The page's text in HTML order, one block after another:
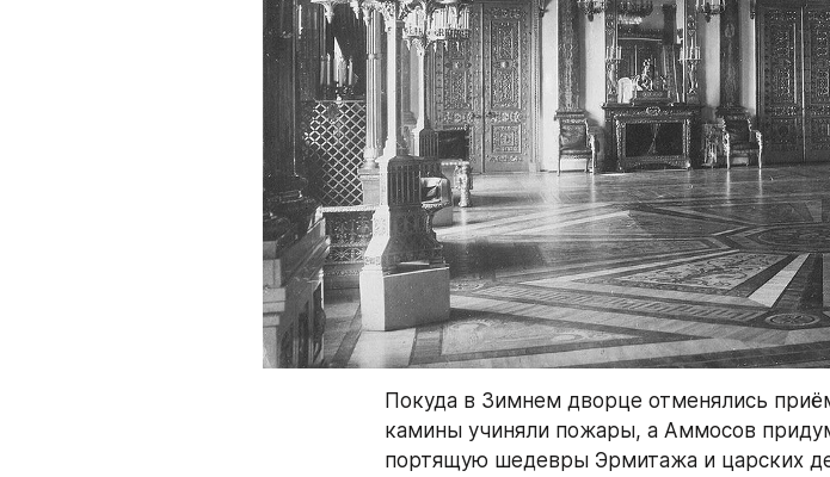
Покуда в Зимнем дворце отменялись
камины учиняли пожары, а Аммосов
портящую шедевры Эрмитажа и царских